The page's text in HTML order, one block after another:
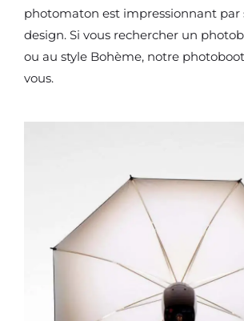
photomaton est impressionnant par
design. Si vous rechercher un
ou au style Bohème, notre
vous.